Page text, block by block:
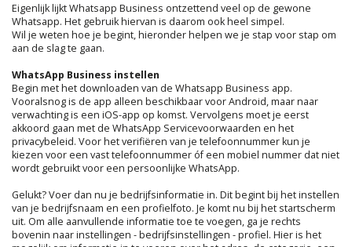
Eigenlijk lijkt Whatsapp Business ontzettend veel op de gewone
Whatsapp. Het gebruik hiervan is daarom ook heel simpel.
Wil je weten hoe je begint, hieronder helpen we je stap voor stap om
aan de slag te gaan.
WhatsApp Business instellen
Begin met het downloaden van de Whatsapp Business app.
Vooralsnog is de app alleen beschikbaar voor Android, maar naar
verwachting is een iOS-app op komst. Vervolgens moet je eerst
akkoord gaan met de WhatsApp Servicevoorwaarden en het
privacybeleid. Voor het verifiëren van je telefoonnummer kun je
kiezen voor een vast telefoonnummer óf een mobiel nummer dat niet
wordt gebruikt voor een persoonlijke WhatsApp.
Gelukt? Voer dan nu je bedrijfsinformatie in. Dit begint bij het instellen
van je bedrijfsnaam en een profielfoto. Je komt nu bij het startscherm
uit. Om alle aanvullende informatie toe te voegen, ga je rechts
bovenin naar instellingen - bedrijfsinstellingen - profiel. Hier is het